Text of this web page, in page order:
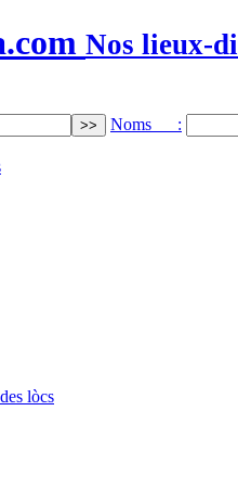
Nos lieux-
Noms :
lòcs